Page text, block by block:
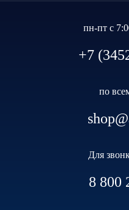
пн-пт с
+7
по
Для
8 800